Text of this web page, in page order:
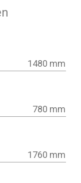
1480 mm
780 mm
1760 mm